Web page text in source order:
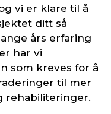
vi er klare til å
ditt så
års erfaring
har vi
som kreves for å
til mer
rehabiliteringer.